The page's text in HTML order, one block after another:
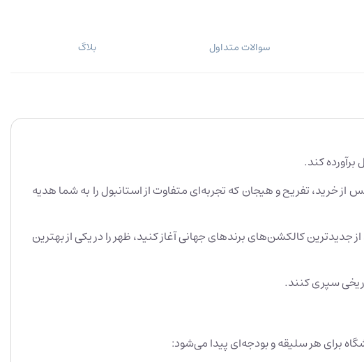
سوالات متداول بلاگ
کند.
تفریح و هیجان که تجربه‌ای متفاوت از استانبول را به شما هدیه
کالکشن‌های برندهای جهانی آغاز کنید، ظهر را در یکی از بهترین
سپری کنند.
برای هر سلیقه و بودجه‌ای پیدا می‌شود: